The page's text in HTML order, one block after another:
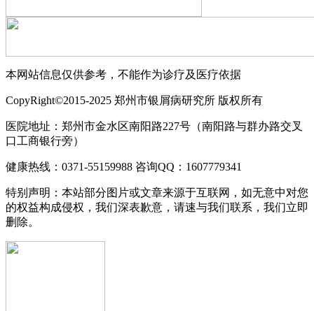
本网站信息仅供参考，不能作为诊疗及医疗依据
CopyRight©2015-2025 郑州市银屑病研究所 版权所有
医院地址：郑州市金水区南阳路227号（南阳路与群办路交叉
口工商银行旁）
健康热线：0371-55159988 咨询QQ：1607779341
特别声明：本站部分图片或文章来源于互联网，如无意中对您
的权益构成侵权，我们深表歉意，请速与我们联系，我们立即
删除。